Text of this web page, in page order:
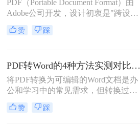
PDF（Portable Document Format）由
Adobe公司开发，设计初衷是"跨设备
一致性呈现"——无论在什么设备上
打开，排版都完全一样。这个优点也
位置，而Word是流式排版，内容从上
到下流动、自动换行。
赞 踩
PDF转Word的4种方法实测对比：在线工具、Adobe Acrobat、Word内置与OCR识别方案选择！
将PDF转换为可编辑的Word文档是办
公和学习中的常见需求，但转换过程
中常出现格式错乱、图片丢失等问
题。那么pdf文档怎么转换成word格式
赞 踩